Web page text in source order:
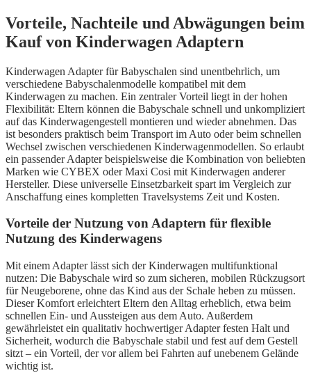
Vorteile, Nachteile und Abwägungen beim
Kauf von Kinderwagen Adaptern
Kinderwagen Adapter für Babyschalen sind unentbehrlich, um
verschiedene Babyschalenmodelle kompatibel mit dem
Kinderwagen zu machen. Ein zentraler Vorteil liegt in der hohen
Flexibilität: Eltern können die Babyschale schnell und unkompliziert
auf das Kinderwagengestell montieren und wieder abnehmen. Das
ist besonders praktisch beim Transport im Auto oder beim schnellen
Wechsel zwischen verschiedenen Kinderwagenmodellen. So erlaubt
ein passender Adapter beispielsweise die Kombination von beliebten
Marken wie CYBEX oder Maxi Cosi mit Kinderwagen anderer
Hersteller. Diese universelle Einsetzbarkeit spart im Vergleich zur
Anschaffung eines kompletten Travelsystems Zeit und Kosten.
Vorteile der Nutzung von Adaptern für flexible
Nutzung des Kinderwagens
Mit einem Adapter lässt sich der Kinderwagen multifunktional
nutzen: Die Babyschale wird so zum sicheren, mobilen Rückzugsort
für Neugeborene, ohne das Kind aus der Schale heben zu müssen.
Dieser Komfort erleichtert Eltern den Alltag erheblich, etwa beim
schnellen Ein- und Aussteigen aus dem Auto. Außerdem
gewährleistet ein qualitativ hochwertiger Adapter festen Halt und
Sicherheit, wodurch die Babyschale stabil und fest auf dem Gestell
sitzt – ein Vorteil, der vor allem bei Fahrten auf unebenem Gelände
wichtig ist.